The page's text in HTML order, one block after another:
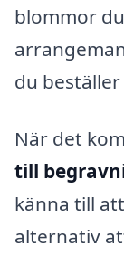
blommor
du
När det
till
känna till
alternativ